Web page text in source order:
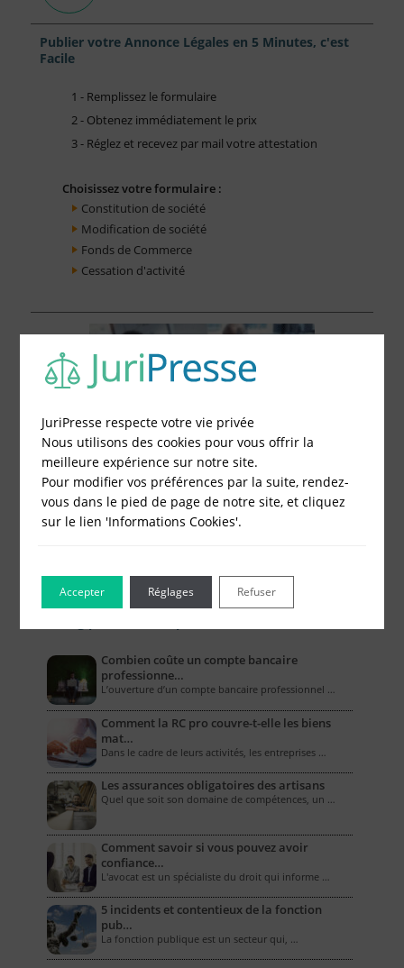
Publier votre Annonce Légales en 5 Minutes, c'est
Facile
1 - Remplissez le formulaire
2 - Obtenez immédiatement le prix
3 - Réglez et recevez par mail votre attestation
Choisissez votre formulaire :
Constitution de société
Modification de société
Fonds de Commerce
Cessation d'activité
Combien coûte un compte bancaire
professionne…
L’ouverture d’un compte bancaire professionnel …
Comment la RC pro couvre-t-elle les biens
mat…
Dans le cadre de leurs activités, les entreprises …
Les assurances obligatoires des artisans
Quel que soit son domaine de compétences, un …
Comment savoir si vous pouvez avoir
confiance…
L'avocat est un spécialiste du droit qui informe …
5 incidents et contentieux de la fonction
pub…
La fonction publique est un secteur qui, …
JuriPresse respecte votre vie privée
Nous utilisons des cookies pour vous offrir la
meilleure expérience sur notre site.
Pour modifier vos préférences par la suite, rendez-
vous dans le pied de page de notre site, et cliquez
sur le lien 'Informations Cookies'.
Accepter Refuser
Réglages